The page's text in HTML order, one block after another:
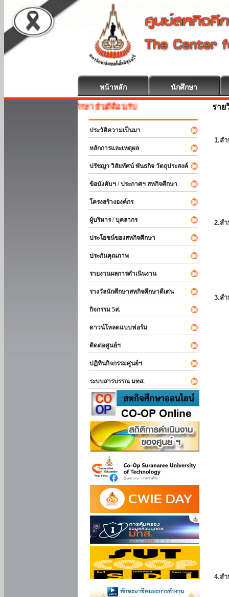
หน้าหลัก นักศึกษา
สหกิจศึกษา ยินดีต้อนรับ
ประวัติความเป็นมา
หลักการและเหตุผล
ปรัชญา วิสัยทัศน์ พันธกิจ วัตถุประสงค์
ข้อบังคับฯ / ประกาศฯ สหกิจศึกษา
โครงสร้างองค์กร
ผู้บริหาร / บุคลากร
ประโยชน์ของสหกิจศึกษา
ประกันคุณภาพ
รายงานผลการดำเนินงาน
รางวัลนักศึกษาสหกิจศึกษาดีเด่น
กิจกรรม 5ส.
ดาวน์โหลดแบบฟอร์ม
ติดต่อศูนย์ฯ
ปฏิทินกิจกรรมศูนย์ฯ
ระบบสารบรรณ มทส.
ราย
1.ส
2.ส
3.ส
4.ส